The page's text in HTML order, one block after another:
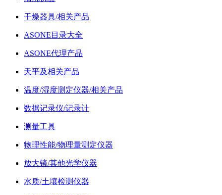
干燥器具/相关产品
ASONE目录大全
ASONE代理产品
天平及相关产品
温度/湿度测定仪器/相关产品
数据记录仪/记录计
测量工具
物理性能/物理量测定仪器
放大镜/其他光学仪器
水质/土壤检测仪器